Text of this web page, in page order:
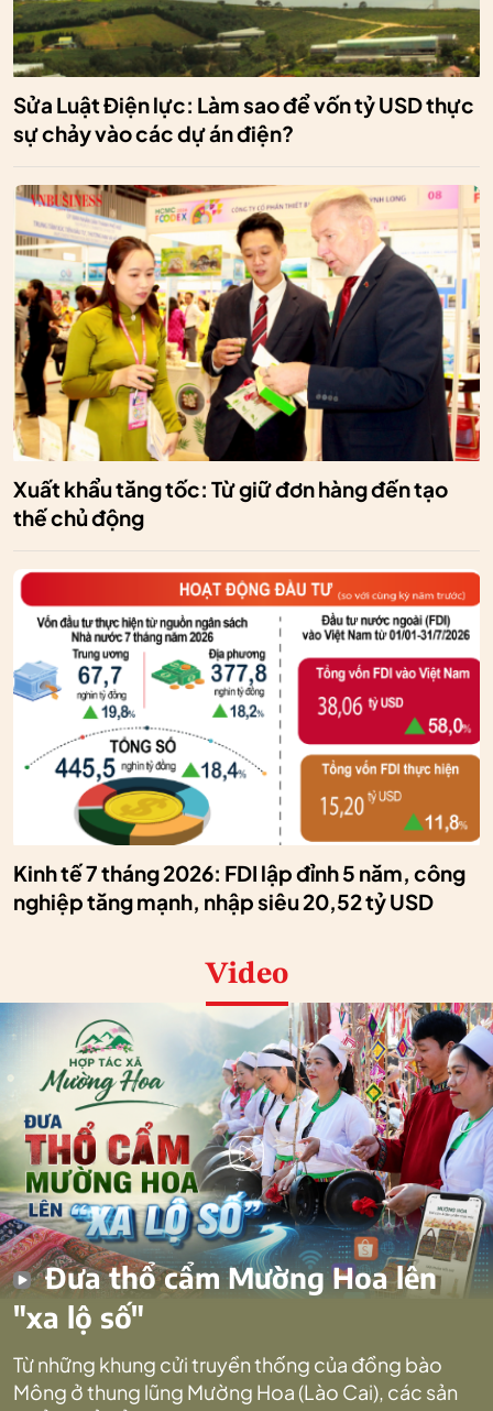
Sửa Luật Điện lực: Làm sao để vốn tỷ USD thực
sự chảy vào các dự án điện?
Xuất khẩu tăng tốc: Từ giữ đơn hàng đến tạo
thế chủ động
Kinh tế 7 tháng 2026: FDI lập đỉnh 5 năm, công
nghiệp tăng mạnh, nhập siêu 20,52 tỷ USD
Video
Đưa thổ cẩm Mường Hoa lên
"xa lộ số"
Từ những khung cửi truyền thống của đồng bào
Mông ở thung lũng Mường Hoa (Lào Cai), các sản